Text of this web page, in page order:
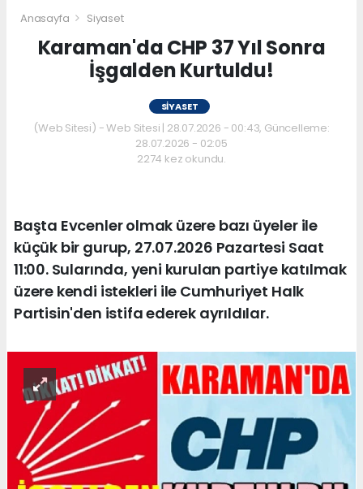
Anasayfa Siyaset
Karaman'da CHP 37 Yıl Sonra
İşgalden Kurtuldu!
SIYASET
(Web Sitesi) - Web Sitesi | 28.07.2026 - 00:43, Güncelleme:
28.07.2026 - 02:05
2274 kez okundu.
Başta Evcenler olmak üzere bazı üyeler ile
küçük bir gurup, 27.07.2026 Pazartesi Saat
11:00. Sularında, yeni kurulan partiye katılmak
üzere kendi istekleri ile Cumhuriyet Halk
Partisin'den istifa ederek ayrıldılar.